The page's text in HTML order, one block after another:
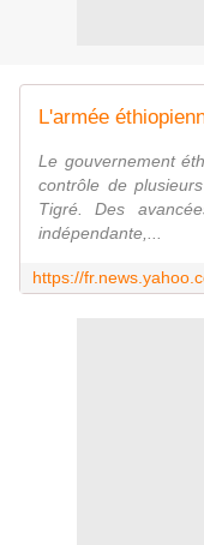
Le gouvernement
contrôle de
Tigré. Des
indépendante,...